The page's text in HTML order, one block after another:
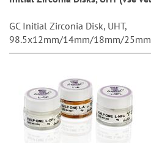
GC Initial Zirconia Disk, UHT,
98.5x12mm/14mm/18mm/25mm